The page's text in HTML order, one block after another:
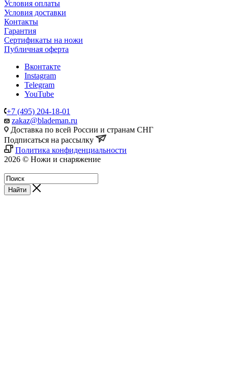
Условия оплаты
Условия доставки
Контакты
Гарантия
Сертификаты на ножи
Публичная оферта
Вконтакте
Instagram
Telegram
YouTube
+7 (495) 204-18-01
zakaz@blademan.ru
Доставка по всей России и странам СНГ
Подписаться на рассылку
Политика конфиденциальности
2026 © Ножи и снаряжение
Найти